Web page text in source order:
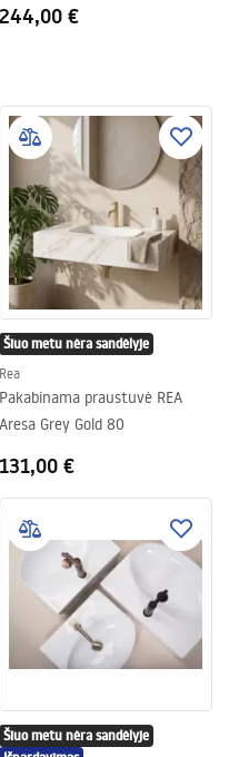
244,00 €
Šiuo metu nėra sandėlyje
Rea
Pakabinama praustuvė REA
Aresa Grey Gold 80
131,00 €
Šiuo metu nėra sandėlyje